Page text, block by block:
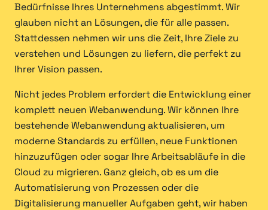
Bedürfnisse Ihres Unternehmens abgestimmt. Wir
glauben nicht an Lösungen, die für alle passen.
Stattdessen nehmen wir uns die Zeit, Ihre Ziele zu
verstehen und Lösungen zu liefern, die perfekt zu
Ihrer Vision passen.
Nicht jedes Problem erfordert die Entwicklung einer
komplett neuen Webanwendung. Wir können Ihre
bestehende Webanwendung aktualisieren, um
moderne Standards zu erfüllen, neue Funktionen
hinzuzufügen oder sogar Ihre Arbeitsabläufe in die
Cloud zu migrieren. Ganz gleich, ob es um die
Automatisierung von Prozessen oder die
Digitalisierung manueller Aufgaben geht, wir haben